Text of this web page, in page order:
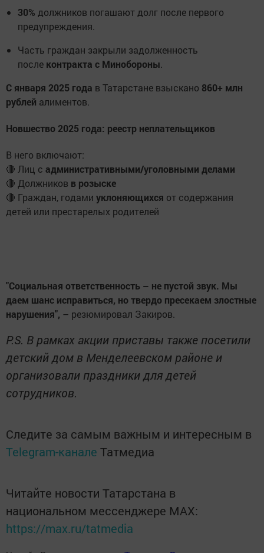
30% должников погашают долг после первого
предупреждения.
Часть граждан закрыли задолженность
после контракта с Минобороны.
С января 2025 года в Татарстане взыскано 860+ млн
рублей алиментов.
Новшество 2025 года: реестр неплательщиков
В него включают:
🔴 Лиц с административными/уголовными делами
🔴 Должников в розыске
🔴 Граждан, годами уклоняющихся от содержания
детей или престарелых родителей
"Социальная ответственность – не пустой звук. Мы
даем шанс исправиться, но твердо пресекаем злостные
нарушения", – резюмировал Закиров.
P.S. В рамках акции приставы также посетили
детский дом в Менделеевском районе и
организовали праздники для детей
сотрудников.
Следите за самым важным и интересным в
Telegram-канале Татмедиа
Читайте новости Татарстана в
национальном мессенджере MАХ:
https://max.ru/tatmedia